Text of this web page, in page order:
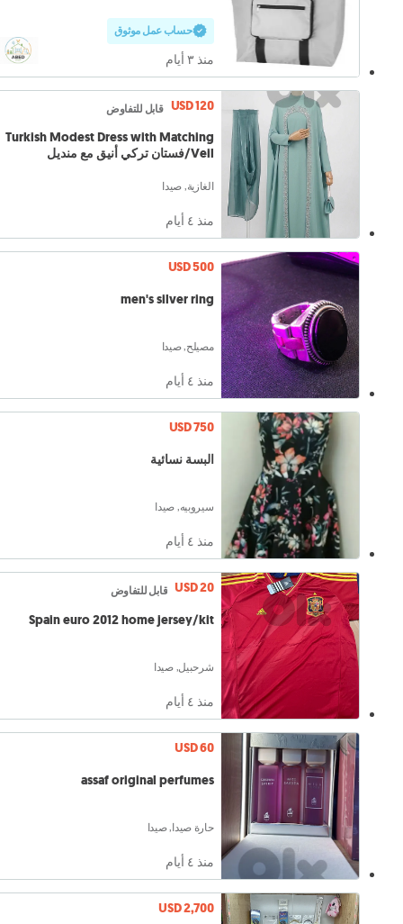
حساب عمل موثوق
منذ ٣ أيام
USD 120 قابل للتفاوض
Turkish Modest Dress with Matching
Veil/فستان تركي أنيق مع منديل
الغازية, صيدا
منذ ٤ أيام
USD 500
men's silver ring
مصيلح, صيدا
منذ ٤ أيام
USD 750
البسة نسائية
سيروبيه, صيدا
منذ ٤ أيام
USD 20 قابل للتفاوض
Spain euro 2012 home jersey/kit
شرحبيل, صيدا
منذ ٤ أيام
USD 60
assaf original perfumes
حارة صيدا, صيدا
منذ ٤ أيام
USD 2,700